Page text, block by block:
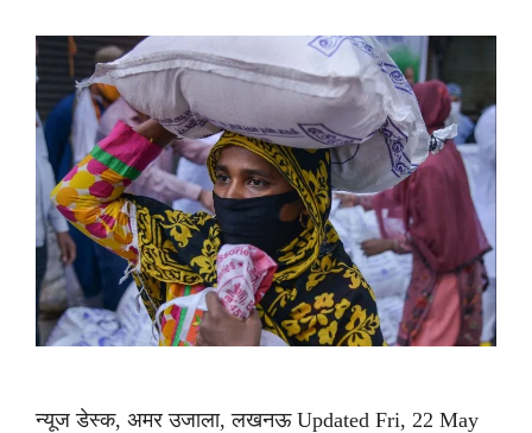
न्यूज डेस्क, अमर उजाला, लखनऊ Updated Fri, 22 May